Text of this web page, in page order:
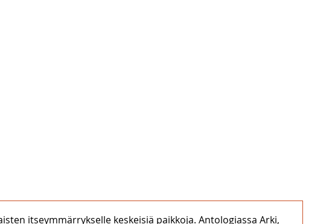
itseymmärrykselle keskeisiä paikkoja. Antologiassa Arki,